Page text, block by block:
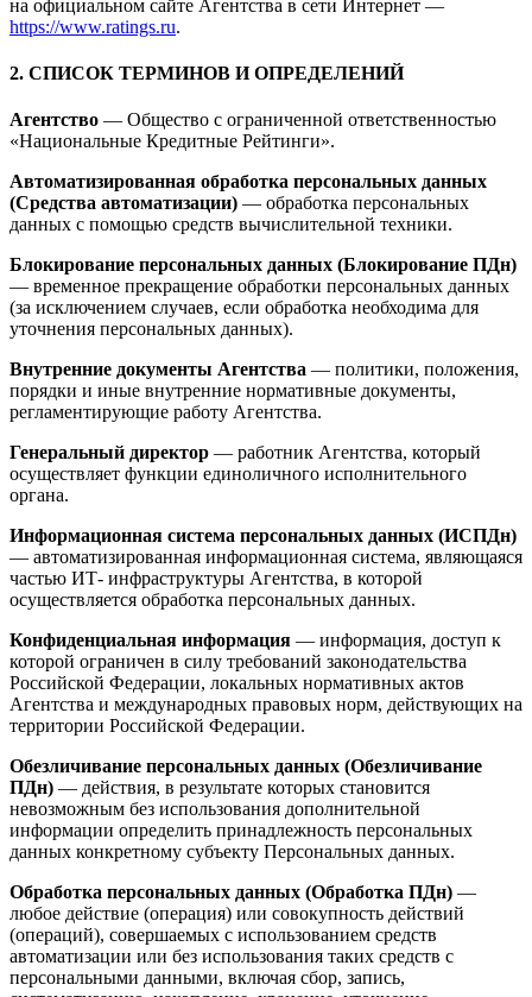
на официальном сайте Агентства в сети Интернет —
https://www.ratings.ru.
2. СПИСОК ТЕРМИНОВ И ОПРЕДЕЛЕНИЙ
Агентство — Общество с ограниченной ответственностью
«Национальные Кредитные Рейтинги».
Автоматизированная обработка персональных данных
(Средства автоматизации) — обработка персональных
данных с помощью средств вычислительной техники.
Блокирование персональных данных (Блокирование ПДн)
— временное прекращение обработки персональных данных
(за исключением случаев, если обработка необходима для
уточнения персональных данных).
Внутренние документы Агентства — политики, положения,
порядки и иные внутренние нормативные документы,
регламентирующие работу Агентства.
Генеральный директор — работник Агентства, который
осуществляет функции единоличного исполнительного
органа.
Информационная система персональных данных (ИСПДн)
— автоматизированная информационная система, являющаяся
частью ИТ- инфраструктуры Агентства, в которой
осуществляется обработка персональных данных.
Конфиденциальная информация — информация, доступ к
которой ограничен в силу требований законодательства
Российской Федерации, локальных нормативных актов
Агентства и международных правовых норм, действующих на
территории Российской Федерации.
Обезличивание персональных данных (Обезличивание
ПДн) — действия, в результате которых становится
невозможным без использования дополнительной
информации определить принадлежность персональных
данных конкретному субъекту Персональных данных.
Обработка персональных данных (Обработка ПДн) —
любое действие (операция) или совокупность действий
(операций), совершаемых с использованием средств
автоматизации или без использования таких средств с
персональными данными, включая сбор, запись,